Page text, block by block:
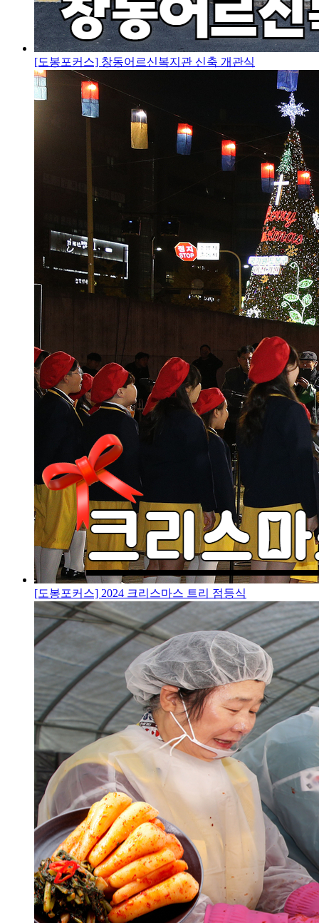
[도봉포커스] 창동어르신복지관 신축 개관식
[도봉포커스] 2024 크리스마스 트리 점등식